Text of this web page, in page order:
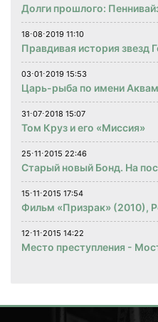
Долги прошлого:
18⋅08⋅2019 11:10
Правдивая история звезд
03⋅01⋅2019 15:53
Царь-рыба по имени
31⋅07⋅2018 15:07
Том Круз и его «Миссия»
25⋅11⋅2015 22:46
Старый новый Бонд. На
15⋅11⋅2015 17:54
Фильм «Призрак» (2010),
12⋅11⋅2015 14:22
Место преступления -